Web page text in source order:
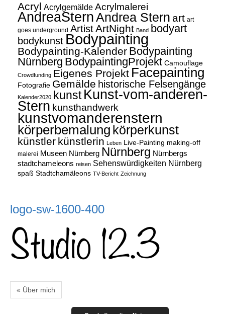
Acryl Acrylgemälde Acrylmalerei
AndreaSternAndrea Stern art art
goes underground ArtistArtNight Band bodyart
bodykunst Bodypainting
Bodypainting-Kalender Bodypainting
Nürnberg BodypaintingProjekt Camouflage
Crowdfunding Eigenes Projekt Facepainting
Fotografie Gemälde historische Felsengänge
Kalender2020 kunst Kunst-vom-anderen-
Stern kunsthandwerk
kunstvomanderenstern
körperbemalung körperkunst
künstler künstlerin Leben Live-Painting making-off
malerei Museen Nürnberg Nürnberg Nürnbergs
stadtchameleons reisen Sehenswürdigkeiten Nürnberg
spaß Stadtchamäleons TV-Bericht Zeichnung
logo-sw-1600-400
« Über mich